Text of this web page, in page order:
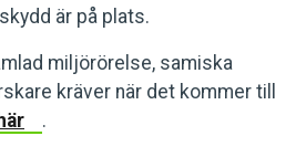
är på plats.
miljörörelse, samiska
kräver när det kommer till
här .